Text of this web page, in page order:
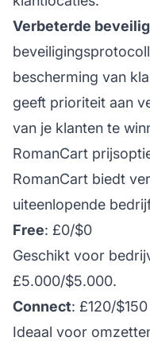
Verbeterde
bescherming van
geeft prioriteit aan
van je klanten te
RomanCart
RomanCart biedt
uiteenlopende
Free: £0/$0
Geschikt voor
£5.000/$5.000.
Connect: £120/$150
Ideaal voor